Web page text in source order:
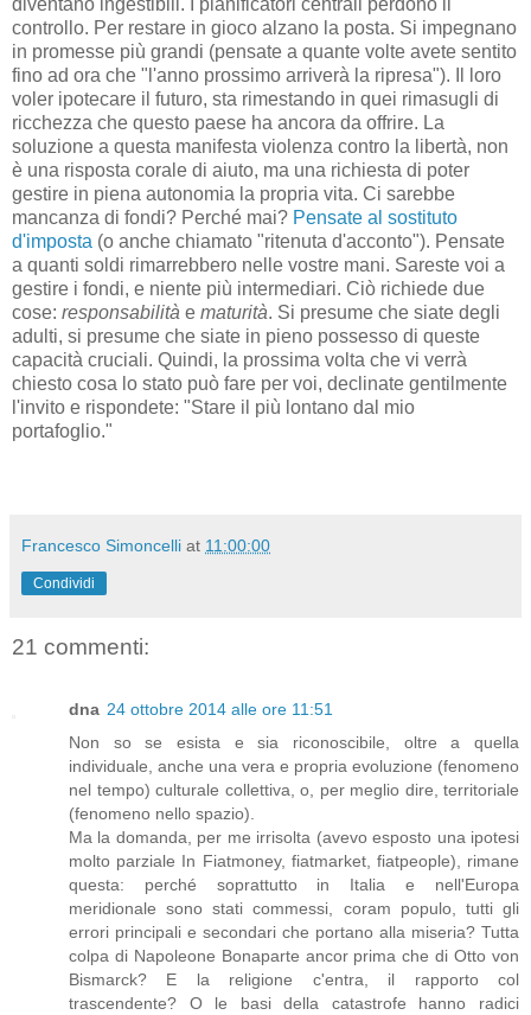
diventano ingestibili. I pianificatori centrali perdono il
controllo. Per restare in gioco alzano la posta. Si impegnano
in promesse più grandi (pensate a quante volte avete sentito
fino ad ora che "l'anno prossimo arriverà la ripresa"). Il loro
voler ipotecare il futuro, sta rimestando in quei rimasugli di
ricchezza che questo paese ha ancora da offrire. La
soluzione a questa manifesta violenza contro la libertà, non
è una risposta corale di aiuto, ma una richiesta di poter
gestire in piena autonomia la propria vita. Ci sarebbe
mancanza di fondi? Perché mai? Pensate al sostituto
d'imposta (o anche chiamato "ritenuta d'acconto"). Pensate
a quanti soldi rimarrebbero nelle vostre mani. Sareste voi a
gestire i fondi, e niente più intermediari. Ciò richiede due
cose: responsabilità e maturità. Si presume che siate degli
adulti, si presume che siate in pieno possesso di queste
capacità cruciali. Quindi, la prossima volta che vi verrà
chiesto cosa lo stato può fare per voi, declinate gentilmente
l'invito e rispondete: "Stare il più lontano dal mio
portafoglio."
Francesco Simoncelli at 11:00:00
Condividi
21 commenti:
dna 24 ottobre 2014 alle ore 11:51
Non so se esista e sia riconoscibile, oltre a quella
individuale, anche una vera e propria evoluzione (fenomeno
nel tempo) culturale collettiva, o, per meglio dire, territoriale
(fenomeno nello spazio).
Ma la domanda, per me irrisolta (avevo esposto una ipotesi
molto parziale In Fiatmoney, fiatmarket, fiatpeople), rimane
questa: perché soprattutto in Italia e nell'Europa
meridionale sono stati commessi, coram populo, tutti gli
errori principali e secondari che portano alla miseria? Tutta
colpa di Napoleone Bonaparte ancor prima che di Otto von
Bismarck? E la religione c'entra, il rapporto col
trascendente? O le basi della catastrofe hanno radici